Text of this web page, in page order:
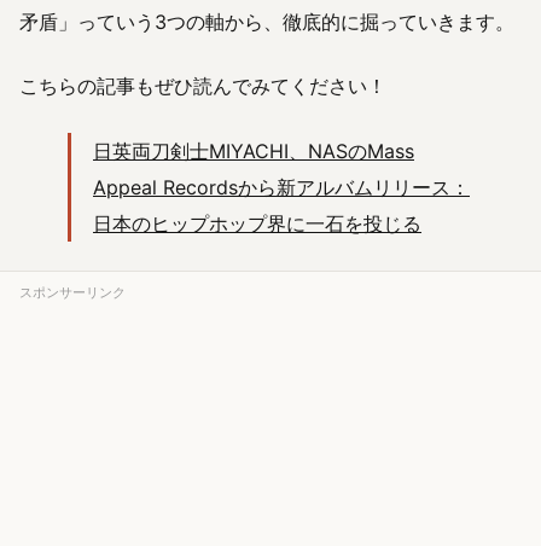
矛盾」っていう3つの軸から、徹底的に掘っていきます。
こちらの記事もぜひ読んでみてください！
日英両刀剣士MIYACHI、NASのMass
Appeal Recordsから新アルバムリリース：
日本のヒップホップ界に一石を投じる
スポンサーリンク